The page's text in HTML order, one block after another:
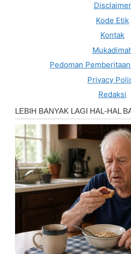
Disclaimer
Kode Etik
Kontak
Pedoman
Privacy
Redaksi